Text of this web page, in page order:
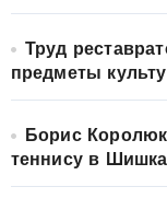
Труд
предметы
Борис
теннису в